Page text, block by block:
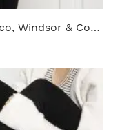
Windsor & Co…